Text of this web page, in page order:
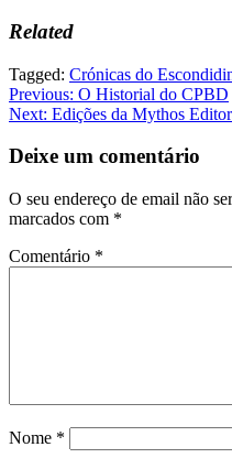
Related
Tagged: Crónicas do
Navegação
de
artigos
Previous: O Historial do CPBD
Next: Edições da Mythos
Deixe um comentário
O seu endereço de email não
marcados com *
Comentário *
Nome *